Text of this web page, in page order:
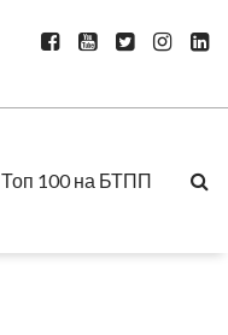
Топ 100 на БТПП